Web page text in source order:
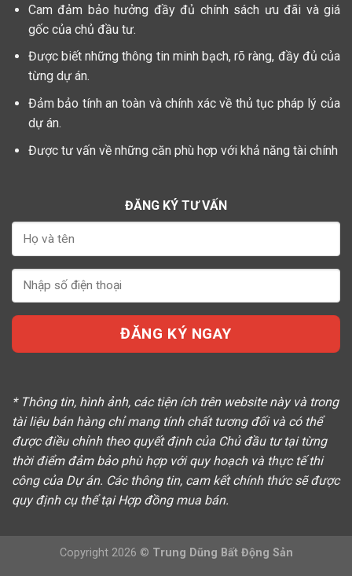
Cam đảm bảo hưởng đầy đủ chính sách ưu đãi và giá
gốc của chủ đầu tư.
Được biết những thông tin minh bạch, rõ ràng, đầy đủ của
từng dự án.
Đảm bảo tính an toàn và chính xác về thủ tục pháp lý của
dự án.
Được tư vấn về những căn phù hợp với khả năng tài chính
ĐĂNG KÝ TƯ VẤN
* Thông tin, hình ảnh, các tiện ích trên website này và trong
tài liệu bán hàng chỉ mang tính chất tương đối và có thể
được điều chỉnh theo quyết định của Chủ đầu tư tại từng
thời điểm đảm bảo phù hợp với quy hoạch và thực tế thi
công của Dự án. Các thông tin, cam kết chính thức sẽ được
quy định cụ thể tại Hợp đồng mua bán.
Copyright 2026 © Trung Dũng Bất Động Sản